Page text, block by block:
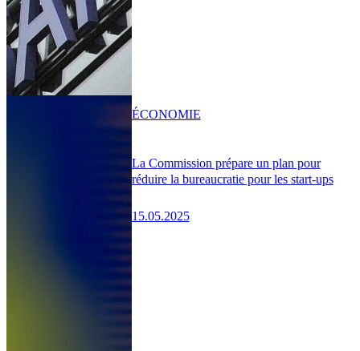
La Commission prépare un plan pour
réduire la bureaucratie pour les start-ups
15.05.2025
ÉCONOMIE